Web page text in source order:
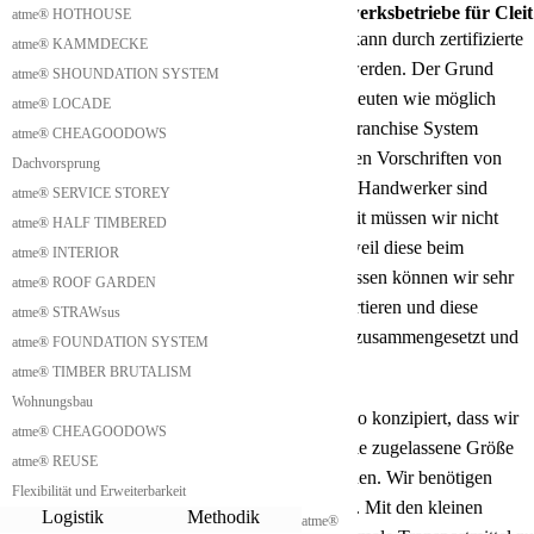
atme® HOTHOUSE
atme® KAMMDECKE
atme® SHOUNDATION SYSTEM
atme® LOCADE
atme® CHEAGOODOWS
Dachvorsprung
atme® SERVICE STOREY
atme® HALF TIMBERED
atme® INTERIOR
atme® ROOF GARDEN
atme® STRAWsus
atme® FOUNDATION SYSTEM
atme® TIMBER BRUTALISM
Wohnungsbau
atme® CHEAGOODOWS
atme® REUSE
Flexibilität und Erweiterbarkeit
Logistik Methodik
atme®
Aufbau durch zertifizierte Franchise Handwerksbetriebe für Cleit
Die Produktion und der Aufbau unserer Cleits kann durch zertifizierte
Franchise Handwerkerbetriebe bewerkstelligt werden. Der Grund
dafür ist, dass wir versuchen wollen so vielen Leuten wie möglich
unsere Cleits anbieten zu können. Mit diesem Franchise System
können wir sicherstellen, dass die Cleits nach den Vorschriften von
zertifizierten Handwerkern erstellt werden. Die Handwerker sind
lokale Handwerker bei Ihnen in der Nähe. Somit müssen wir nicht
fertig zusammengebaute Cleits transportieren, weil diese beim
Transport sehr viel Platz verschwenden. Stattdessen können wir sehr
dicht gestapelt die Einzelteile der Cleits transportieren und diese
können vor Ort von den lokalen Handwerkern zusammengesetzt und
fachgerecht aufgebaut werden.
Kostengünstiger Cleit Transport
Wir haben die einzelnen Module unseres Cleit so konzipiert, dass wir
auf Leichttransport Anhängern, die die maximale zugelassene Größe
für den Straßenraum haben, transportieren können. Wir benötigen
keinen Sattelschlepper oder großen LKW dafür. Mit den kleinen